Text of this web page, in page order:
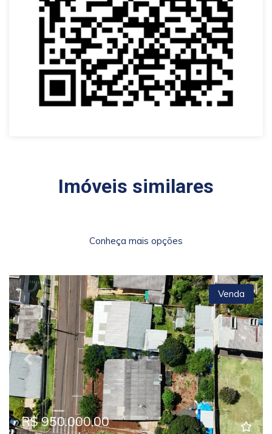
Imóveis similares
Conheça mais opções
Previous Next
Venda
R$ 950.000,00